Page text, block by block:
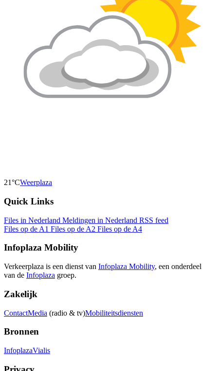
21°CWeerplaza
Quick Links
Files in Nederland Meldingen in Nederland RSS feed
Files op de A1 Files op de A2 Files op de A4
Infoplaza Mobility
Verkeerplaza is een dienst van Infoplaza Mobility, een onderdeel
van de Infoplaza groep.
Zakelijk
ContactMedia (radio & tv)Mobiliteitsdiensten
Bronnen
InfoplazaVialis